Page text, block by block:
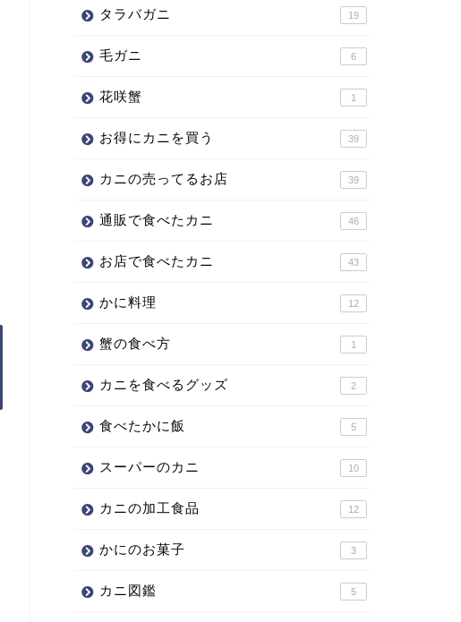
タラバガニ 19
毛ガニ 6
花咲蟹 1
お得にカニを買う 39
カニの売ってるお店 39
通販で食べたカニ 46
お店で食べたカニ 43
かに料理 12
蟹の食べ方 1
カニを食べるグッズ 2
食べたかに飯 5
スーパーのカニ 10
カニの加工食品 12
かにのお菓子 3
カニ図鑑 5